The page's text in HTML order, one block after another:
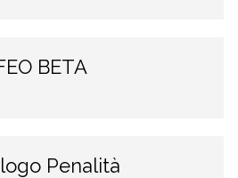
BETA
Penalità